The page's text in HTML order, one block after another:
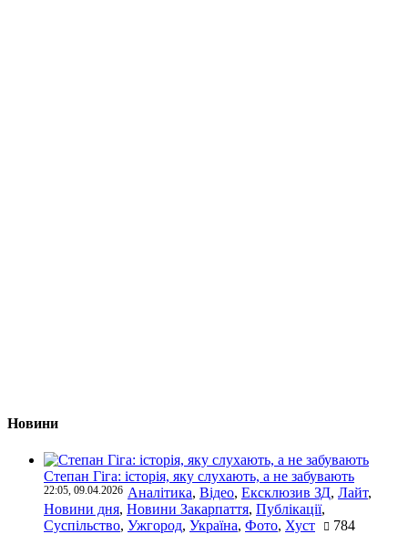
Новини
Степан Гіга: історія, яку слухають, а не забувають
22:05, 09.04.2026 Аналітика, Відео, Ексклюзив ЗД, Лайт,
Новини дня, Новини Закарпаття, Публікації,
Суспільство, Ужгород, Україна, Фото, Хуст 784